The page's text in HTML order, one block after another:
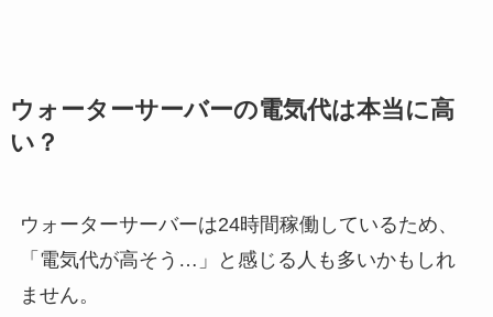
ウォーターサーバーの電気代は本当に高
い？
ウォーターサーバーは24時間稼働しているため、
「電気代が高そう…」と感じる人も多いかもしれ
ません。